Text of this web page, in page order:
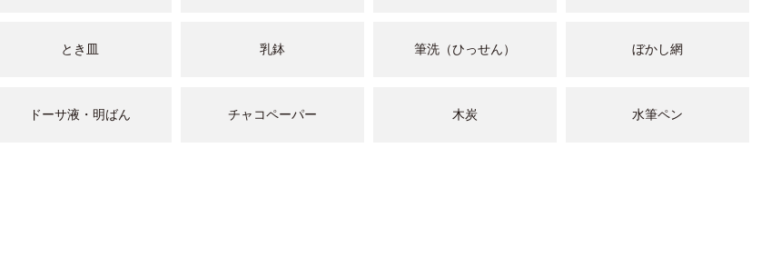
とき皿 乳鉢 筆洗（ひっせん） ぼかし網
ドーサ液・明ばん チャコペーパー 木炭 水筆ペン